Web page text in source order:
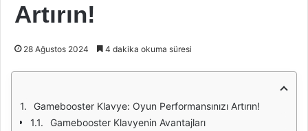
Artırın!
28 Ağustos 2024 4 dakika okuma süresi
Gamebooster Klavye: Oyun Performansınızı Artırın!
Gamebooster Klavyenin Avantajları